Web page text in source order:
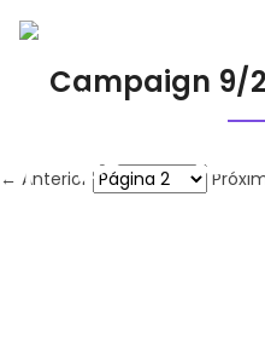
Campaign 9/
← Anterior